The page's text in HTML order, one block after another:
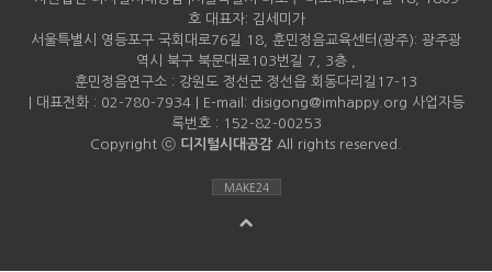
호 대표자: 김세미가
서울특별시 영등포구 국회대로76길 18, 훈민정음교육센터(광주): 광주광
역시 북구 북문대로103번길 7, 3층 ,
훈민정음연구소 : 강원도 정선군 정선읍 회동다리길17-13
| 대표전화 : 02-780-7934 | E-mail: disigong@imhappy.org 사업자등
록번호 : 152-82-00253
Copyright ⓒ 디지털시대공감 All rights reserved.
MAKE24